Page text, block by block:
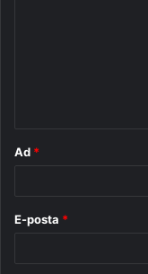
Ad *
E-posta *